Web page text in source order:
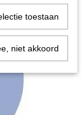
toestaan
niet akkoord